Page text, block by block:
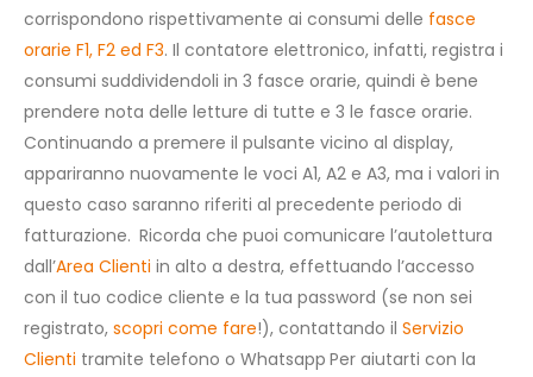
corrispondono rispettivamente ai consumi delle fasce
orarie F1, F2 ed F3. Il contatore elettronico, infatti, registra i
consumi suddividendoli in 3 fasce orarie, quindi è bene
prendere nota delle letture di tutte e 3 le fasce orarie.
Continuando a premere il pulsante vicino al display,
appariranno nuovamente le voci A1, A2 e A3, ma i valori in
questo caso saranno riferiti al precedente periodo di
fatturazione. Ricorda che puoi comunicare l’autolettura
dall’Area Clienti in alto a destra, effettuando l’accesso
con il tuo codice cliente e la tua password (se non sei
registrato, scopri come fare!), contattando il Servizio
Clienti tramite telefono o Whatsapp Per aiutarti con la